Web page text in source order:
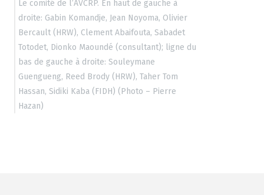
Le comité de l’AVCRP. En haut de gauche à
droite: Gabin Komandje, Jean Noyoma, Olivier
Bercault (HRW), Clement Abaifouta, Sabadet
Totodet, Dionko Maoundé (consultant); ligne du
bas de gauche à droite: Souleymane
Guengueng, Reed Brody (HRW), Taher Tom
Hassan, Sidiki Kaba (FIDH) (Photo – Pierre
Hazan)